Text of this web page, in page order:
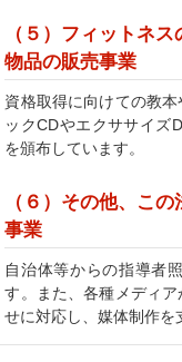
（５）フィットネ
物品の販売事業
資格取得に向けての教
ックCDやエクササイズ
を頒布しています。
（６）その他、こ
事業
自治体等からの指導者
す。また、各種メディ
せに対応し、媒体制作を